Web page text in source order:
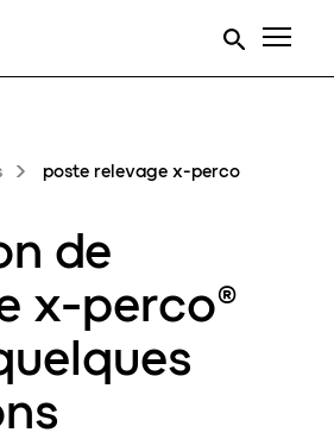
poste relevage x-perco
de
x-perco®